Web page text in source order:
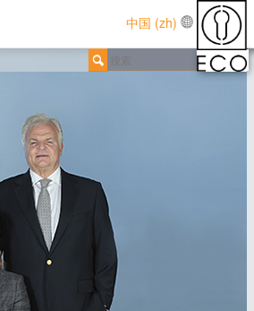
中国 (zh)